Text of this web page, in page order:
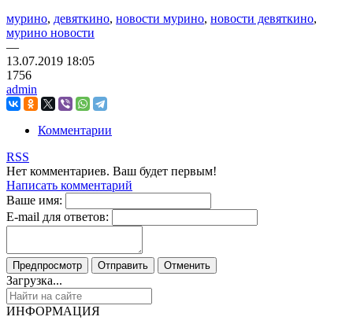
мурино, девяткино, новости мурино, новости девяткино,
мурино новости
—
13.07.2019 18:05
1756
admin
Комментарии
RSS
Нет комментариев. Ваш будет первым!
Написать комментарий
Ваше имя:
E-mail для ответов:
Загрузка...
ИНФОРМАЦИЯ